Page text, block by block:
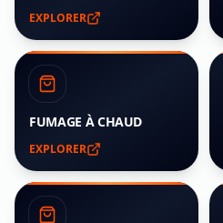
EXPLORER
FUMAGE À CHAUD
EXPLORER